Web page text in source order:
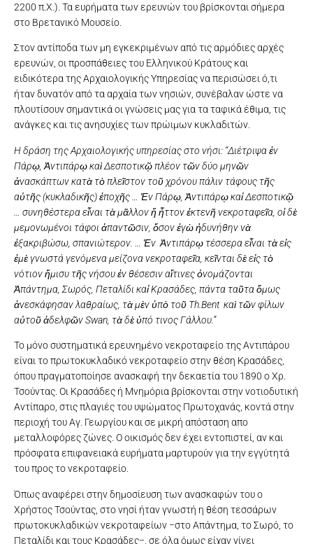
2200 π.Χ.). Τα ευρήματα των ερευνών του βρίσκονται σήμερα
στο Βρετανικό Μουσείο.
Στον αντίποδα των μη εγκεκριμένων από τις αρμόδιες αρχές
ερευνών, οι προσπάθειες του Ελληνικού Κράτους και
ειδικότερα της Αρχαιολογικής Υπηρεσίας να περισώσει ό,τι
ήταν δυνατόν από τα αρχαία των νησιών, συνέβαλαν ώστε να
πλουτίσουν σημαντικά οι γνώσεις μας για τα ταφικά έθιμα, τις
ανάγκες και τις ανησυχίες των πρώιμων κυκλαδιτών.
Η δράση της Αρχαιολογικής υπηρεσίας στο νήσι: “Διέτριψα ἐν
Πάρῳ, Ἀντιπάρῳ καὶ Δεσποτικῷ πλέον τῶν δύο μηνῶν
ἀνασκάπτων κατὰ τὸ πλεῖστον τοῦ χρόνου πάλιν τάφους τῆς
αὐτῆς (κυκλαδικῆς) ἐποχῆς … Ἐν Πάρῳ, Ἀντιπάρῳ καἰ Δεσποτικῷ
… συνηθέστερα εἶναι τὰ μᾶλλον ἤ ἦττον ἐκτενῆ νεκροταφεῖα, οἱ δὲ
μεμονωμένοι τάφοι ἀπαντῶσιν, ὅσον ἐγὼ ἠδυνήθην νὰ
ἐξακριβώσω, σπανιώτερον. … Ἐν Ἀντιπάρῳ τέσσερα εἶναι τὰ εἰς
ἐμὲ γνωστά γενόμενα μείζονα νεκροταφεῖα, κεῖνται δὲ εἰς τὸ
νότιον ἥμισυ τῆς νήσου ἐν θέσεσιν αἵτινες ὀνομάζονται
Ἀπάντημα, Σωρός, Πεταλίδι καἰ Κρασάδες, πάντα ταῦτα ὅμως
ἀνεσκάφησαν λαθραίως, τὰ μὲν ὑπὸ τοῦ Th.Bent καὶ τῶν φίλων
αὐτοῦ ἀδελφῶν Swan, τὰ δὲ ὑπό τινος Γάλλου.”
Το μόνο συστηματικά ερευνημένο νεκροταφείο της Αντιπάρου
είναι το πρωτοκυκλαδικό νεκροταφείο στην θέση Κρασάδες,
όπου πραγματοποίησε ανασκαφή την δεκαετία του 1890 ο Χρ.
Τσούντας. Οι Κρασάδες ή Μνημόρια βρίσκονται στην νοτιοδυτική
Αντίπαρο, στις πλαγιές του υψώματος Πρωτοχανάς, κοντά στην
περιοχή του Αγ. Γεωργίου και σε μικρή απόσταση απο
μεταλλοφόρες ζώνες. Ο οικισμός δεν έχει εντοπιστεί, αν και
πρόσφατα επιφανειακά ευρήματα μαρτυρούν για την εγγύτητά
του προς το νεκροταφείο.
Όπως αναφέρει στην δημοσίευση των ανασκαφών του ο
Χρήστος Τσούντας, στο νησί ήταν γνωστή η θέση τεσσάρων
πρωτοκυκλαδικών νεκροταφείων −στο Απάντημα, το Σωρό, το
Πεταλίδι και τους Κρασάδες−, σε όλα όμως είχαν γίνει